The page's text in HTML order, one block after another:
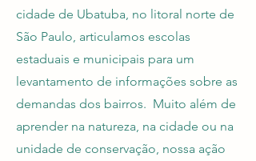
cidade de Ubatuba, no litoral norte de
São Paulo, articulamos escolas
estaduais e municipais para um
levantamento de informações sobre as
demandas dos bairros. Muito além de
aprender na natureza, na cidade ou na
unidade de conservação, nossa ação